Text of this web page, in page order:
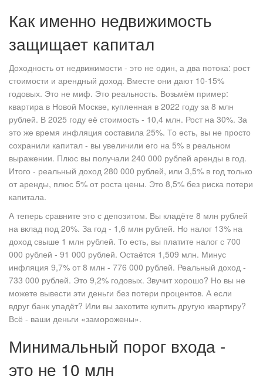
Как именно недвижимость
защищает капитал
Доходность от недвижимости - это не один, а два потока: рост
стоимости и арендный доход. Вместе они дают 10-15%
годовых. Это не миф. Это реальность. Возьмём пример:
квартира в Новой Москве, купленная в 2022 году за 8 млн
рублей. В 2025 году её стоимость - 10,4 млн. Рост на 30%. За
это же время инфляция составила 25%. То есть, вы не просто
сохранили капитал - вы увеличили его на 5% в реальном
выражении. Плюс вы получали 240 000 рублей аренды в год.
Итого - реальный доход 280 000 рублей, или 3,5% в год только
от аренды, плюс 5% от роста цены. Это 8,5% без риска потери
капитала.
А теперь сравните это с депозитом. Вы кладёте 8 млн рублей
на вклад под 20%. За год - 1,6 млн рублей. Но налог 13% на
доход свыше 1 млн рублей. То есть, вы платите налог с 700
000 рублей - 91 000 рублей. Остаётся 1,509 млн. Минус
инфляция 9,7% от 8 млн - 776 000 рублей. Реальный доход -
733 000 рублей. Это 9,2% годовых. Звучит хорошо? Но вы не
можете вывести эти деньги без потери процентов. А если
вдруг банк упадёт? Или вы захотите купить другую квартиру?
Всё - ваши деньги «заморожены».
Минимальный порог входа -
это не 10 млн